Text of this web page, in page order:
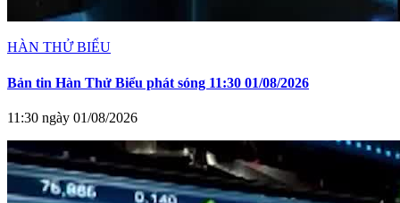
HÀN THỬ BIỂU
Bản tin Hàn Thử Biểu phát sóng 11:30 01/08/2026
11:30 ngày 01/08/2026